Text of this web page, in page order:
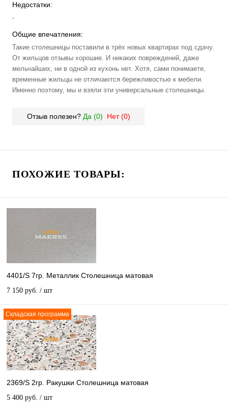
Недостатки:
-
Общие впечатления:
Такие столешницы поставили в трёх новых квартирах под сдачу.
От жильцов отзывы хорошие. И никаких повреждений, даже
мельчайших, ни в одной из кухонь нет. Хотя, сами понимаете,
временные жильцы не отличаются бережливостью к мебели.
Именно поэтому, мы и взяли эти универсальные столешницы.
Отзыв полезен? Да (0) Нет (0)
ПОХОЖИЕ ТОВАРЫ:
4401/S 7гр. Металлик Столешница матовая
7 150 руб. / шт
Складская программа
2369/S 2гр. Ракушки Столешница матовая
5 400 руб. / шт